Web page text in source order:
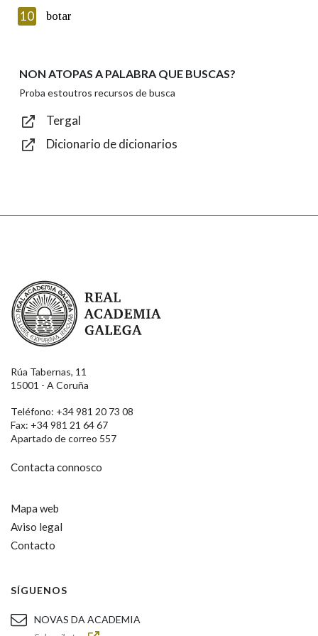
Enviar
10 botar
NON ATOPAS A PALABRA QUE BUSCAS?
Proba estoutros recursos de busca
Tergal
Dicionario de dicionarios
Real Academia Galega
Rúa Tabernas, 11
15001 - A Coruña
Teléfono: +34 981 20 73 08
Fax: +34 981 21 64 67
Apartado de correo 557
Contacta connosco
Mapa web
Aviso legal
Contacto
SÍGUENOS
NOVAS DA ACADEMIA